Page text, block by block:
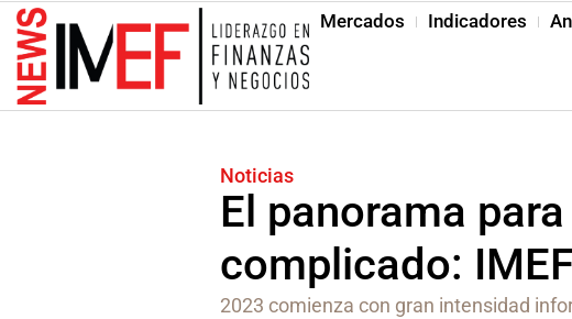
Mercados Indicadores
Noticias
El panorama
complicado: IMEF
2023 comienza con gran intensidad